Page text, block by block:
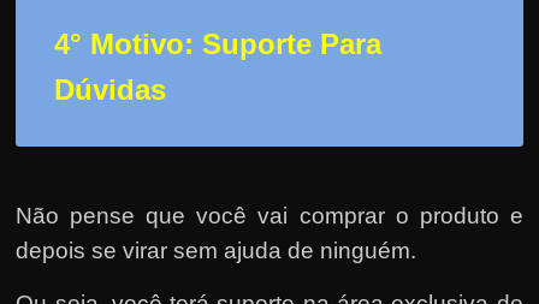
4° Motivo: Suporte Para
Dúvidas
Não pense que você vai comprar o produto e
depois se virar sem ajuda de ninguém.